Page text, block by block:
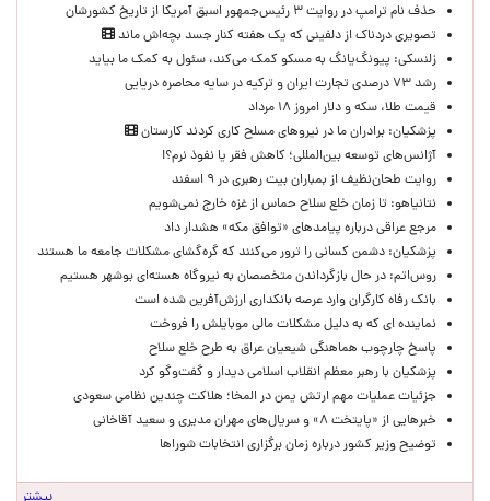
حذف نام ترامپ در روایت ۳ رئیس‌جمهور اسبق آمریکا از تاریخ کشورشان
تصویری دردناک از دلفینی که یک هفته کنار جسد بچه‌اش ماند
زلنسکی: پیونگ‌یانگ به مسکو کمک می‌کند، سئول به کمک ما بیاید
رشد ۷۳ درصدی تجارت ایران و ترکیه در سایه محاصره دریایی
قیمت طلا، سکه و دلار امروز ۱۸ مرداد
پزشکیان: برادران ما در نیروهای مسلح کاری کردند کارستان
آژانس‌های توسعه بین‌المللی؛ کاهش فقر یا نفوذ نرم؟!
روایت طحان‌نظیف از بمباران بیت رهبری در ۹ اسفند
نتانیاهو: تا زمان خلع سلاح حماس از غزه خارج نمی‌شویم
مرجع عراقی درباره پیامدهای «توافق مکه» هشدار داد
پزشکیان: دشمن کسانی را ترور می‌کنند که گره‌گشای مشکلات جامعه ما هستند
روس‌اتم: در حال بازگرداندن متخصصان به نیروگاه هسته‌ای بوشهر هستیم
بانک رفاه کارگران وارد عرصه بانکداری ارزش‌آفرین شده است
نماینده ای که به دلیل مشکلات مالی موبایلش را فروخت
پاسخ چارچوب هماهنگی شیعیان عراق به طرح خلع سلاح
پزشکیان با رهبر معظم انقلاب اسلامی دیدار و گفت‌وگو کرد
جزئیات عملیات مهم ارتش یمن در المخا؛ هلاکت چندین نظامی سعودی
خبرهایی از «پایتخت ۸» و سریال‌های مهران مدیری و سعید آقاخانی
توضیح وزیر کشور درباره زمان برگزاری انتخابات شوراها